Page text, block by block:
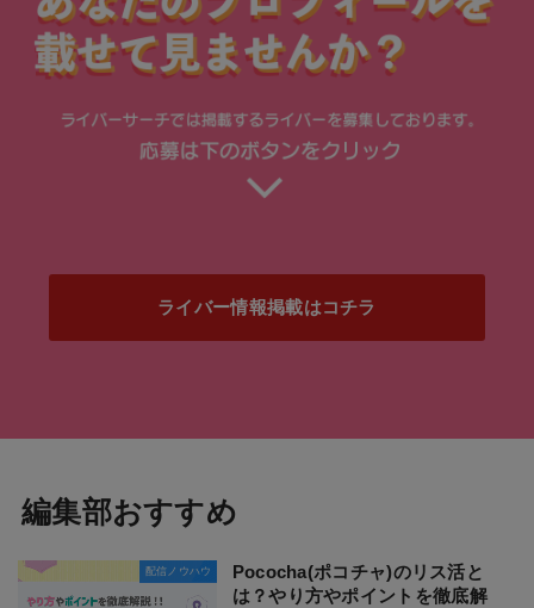
ライバー情報掲載はコチラ
編集部おすすめ
配信ノウハウ
Pococha(ポコチャ)のリス活と
は？やり方やポイントを徹底解